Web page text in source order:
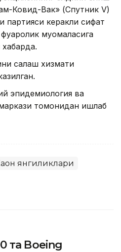
Ковид-Вак» (Спутник V)
партияси керакли сифат
муомаласига
сақлаш хизмати
эпидемиология ва
томонидан ишлаб
янгиликлари
та Boeing